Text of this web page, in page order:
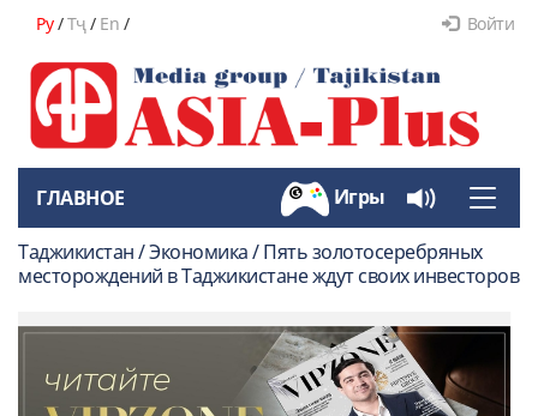
Ру/Тҷ/ En / Войти
Toggle
ГЛАВНОЕ Игры
Таджикистан / Экономика / Пять золотосеребряных
месторождений в Таджикистане ждут своих инвесторов